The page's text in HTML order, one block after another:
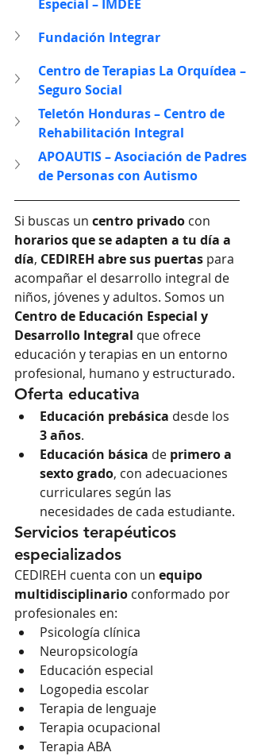
Especial – IMDEE
Fundación Integrar
Centro de Terapias La Orquídea –
Seguro Social
Teletón Honduras – Centro de
Rehabilitación Integral
APOAUTIS – Asociación de Padres
de Personas con Autismo
Si buscas un centro privado con
horarios que se adapten a tu día a
día, CEDIREH abre sus puertas para
acompañar el desarrollo integral de
niños, jóvenes y adultos. Somos un
Centro de Educación Especial y
Desarrollo Integral que ofrece
educación y terapias en un entorno
profesional, humano y estructurado.
Oferta educativa
Educación prebásica desde los
3 años.
Educación básica de primero a
sexto grado, con adecuaciones
curriculares según las
necesidades de cada estudiante.
Servicios terapéuticos
especializados
CEDIREH cuenta con un equipo
multidisciplinario conformado por
profesionales en:
Psicología clínica
Neuropsicología
Educación especial
Logopedia escolar
Terapia de lenguaje
Terapia ocupacional
Terapia ABA